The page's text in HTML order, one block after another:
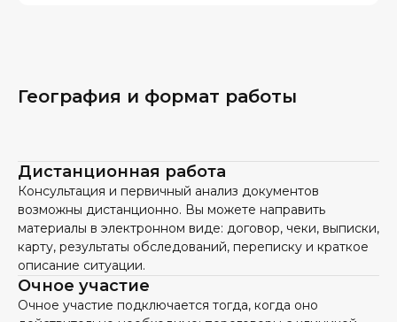
География и формат работы
Дистанционная работа
Консультация и первичный анализ документов
возможны дистанционно. Вы можете направить
материалы в электронном виде: договор, чеки, выписки,
карту, результаты обследований, переписку и краткое
описание ситуации.
Очное участие
Очное участие подключается тогда, когда оно